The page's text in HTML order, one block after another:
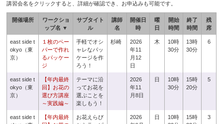
講習会名をクリックすると、詳細が確認でき、お申込みも可能です。
開催場所
ワークショ
ップ名 ▼
サブタイト
ル
講師
名
開催日
時
曜
日
開始
時間
終了
時間
残
席
east side t
okyo（東
京）
１枚のペー
パーで作れ
るパッケー
ジ
手軽でオシ
ャレなパッ
ケージを作
ろう！
杉崎
2026
年11
月12
日
木
10時
30分
13時
30分
6
east side t
okyo（東
京）
【年内最終
回】お花の
選び方講座
～実践編～
テーマに沿
ってお花を
選ぶことを
楽しもう！
2026
年11
月8日
日
10時
30分
15時
20分
5
east side t
【年内最終
お花えらび
2026
日
10時
15時
3